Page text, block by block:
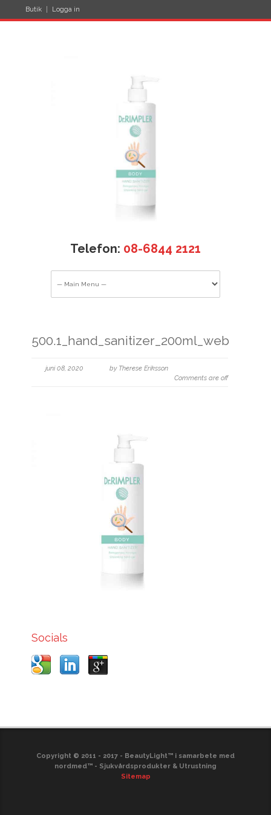
Butik Logga in
Telefon: 08-6844 2121
500.1_hand_sanitizer_200ml_web
juni 08, 2020
by Therese Eriksson
Comments are off
Socials
Copyright © 2011 - 2017 - BeautyLight™ i samarbete med
nordmed™ - Sjukvårdsprodukter & Utrustning
Sitemap